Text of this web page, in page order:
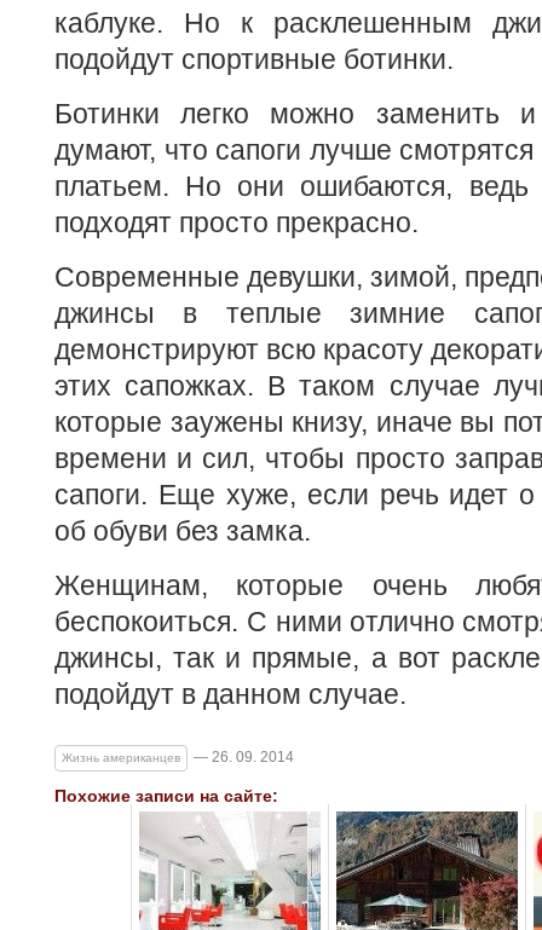
каблуке. Но к расклешенным
подойдут спортивные ботинки.
Ботинки легко можно заменить
думают, что сапоги лучше
платьем. Но они ошибаются,
подходят просто прекрасно.
Современные девушки, зимой,
джинсы в теплые зимние
демонстрируют всю красоту
этих сапожках. В таком случае
которые заужены книзу, иначе вы
времени и сил, чтобы просто
сапоги. Еще хуже, если речь идет о
об обуви без замка.
Женщинам, которые очень
беспокоиться. С ними отлично
джинсы, так и прямые, а вот
подойдут в данном случае.
Жизнь американцев — 26. 09. 2014
Похожие записи на сайте: